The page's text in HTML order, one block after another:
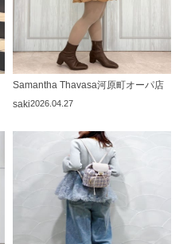
2026.04.27
Samantha Thavasa河原町オーパ店
saki